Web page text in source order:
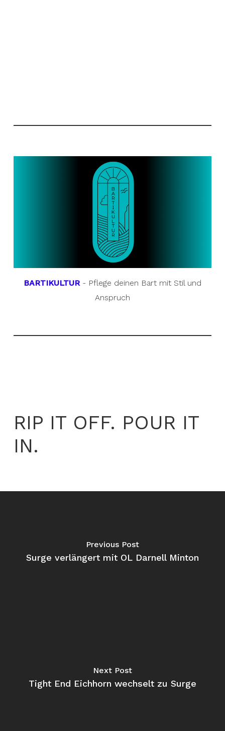
BARTIKULTUR- Pflege deinen Bart mit Stil und
Anspruch
RIP IT OFF. POUR IT
IN.
Previous Post
Surge verlängert mit OL Darnell Minton
Next Post
Tight End Eichhorn wechselt zu Surge